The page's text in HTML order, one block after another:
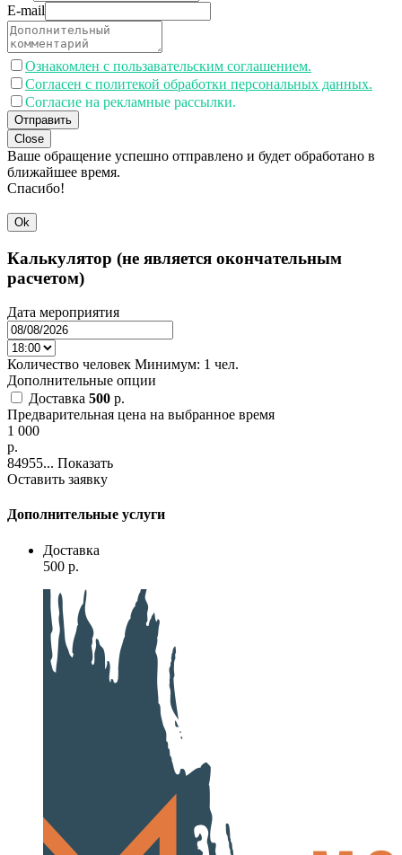
E-mail
Ознакомлен с пользавательским соглашением.
Согласен с политекой обработки персональных данных.
Согласие на рекламные рассылки.
Отправить
Close
Ваше обращение успешно отправлено и будет обработано в
ближайшее время.
Спасибо!
Ok
Калькулятор (не является окончательным
расчетом)
Дата мероприятия
Количество человек Минимум: 1 чел.
Дополнительные опции
Доставка 500 p.
Предварительная цена на выбранное время
1 000
p.
84955... Показать
Оставить заявку
Дополнительные услуги
Доставка
500 p.